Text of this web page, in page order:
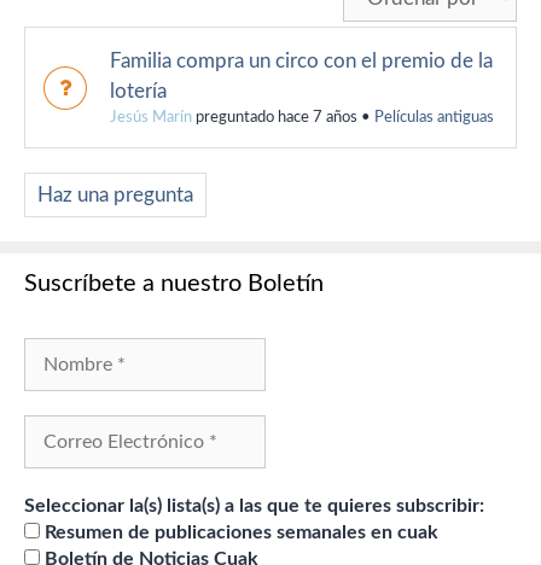
Familia compra un circo con el premio de la
lotería
Jesús Marín preguntado hace 7 años • Películas antiguas
Haz una pregunta
Suscríbete a nuestro Boletín
Seleccionar la(s) lista(s) a las que te quieres subscribir:
Resumen de publicaciones semanales en cuak
Boletín de Noticias Cuak